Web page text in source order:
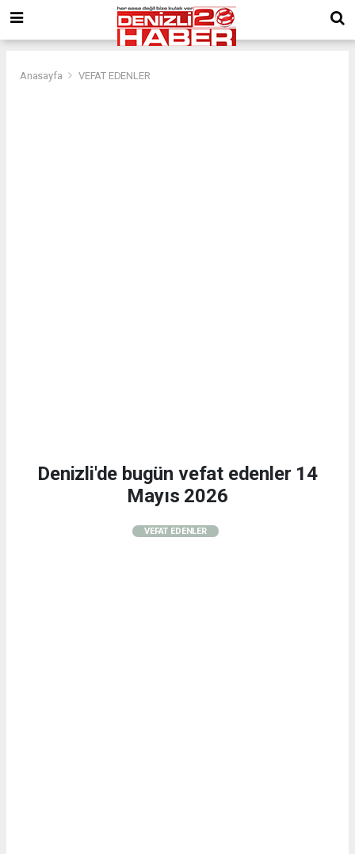
Anasayfa VEFAT EDENLER
Denizli'de bugün vefat edenler 14
Mayıs 2026
VEFAT EDENLER